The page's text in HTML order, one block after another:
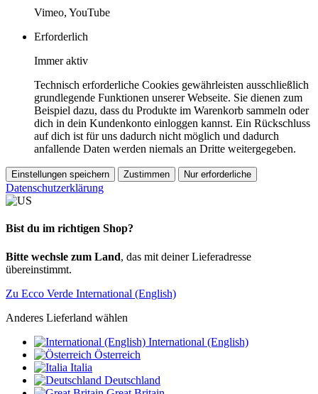
Vimeo, YouTube
Erforderlich
Immer aktiv
Technisch erforderliche Cookies gewährleisten ausschließlich
grundlegende Funktionen unserer Webseite. Sie dienen zum
Beispiel dazu, dass du Produkte im Warenkorb sammeln oder
dich in dein Kundenkonto einloggen kannst. Ein Rückschluss
auf dich ist für uns dadurch nicht möglich und dadurch
anfallende Daten werden niemals an Dritte weitergegeben.
Einstellungen speichern Zustimmen Nur erforderliche
Datenschutzerklärung
Bist du im richtigen Shop?
Bitte wechsle zum Land, das mit deiner Lieferadresse
übereinstimmt.
Zu Ecco Verde International (English)
Anderes Lieferland wählen
International (English)
Österreich
Italia
Deutschland